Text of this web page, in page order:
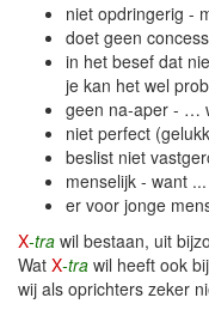
Kennismaking &
Team
Tarieven &
FAQ
Werken bij …
niet opdringerig -
doet geen
in het besef dat
je kan het wel
geen na-aper - …
niet perfect
beslist niet
menselijk - want
er voor jonge
X-tra wil bestaan, uit
Wat X-tra wil heeft ook
wij als oprichters zeker